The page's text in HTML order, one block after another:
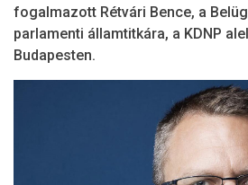
fogalmazott Rétvári Bence, a
parlamenti államtitkára, a KDNP
Budapesten.